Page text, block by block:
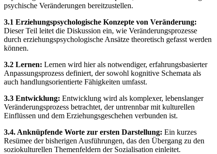
psychische Veränderungen bereitzustellen.
3.1 Erziehungspsychologische Konzepte von Veränderung:
Dieser Teil leitet die Diskussion ein, wie Veränderungsprozesse
durch erziehungspsychologische Ansätze theoretisch gefasst werden
können.
3.2 Lernen: Lernen wird hier als notwendiger, erfahrungsbasierter
Anpassungsprozess definiert, der sowohl kognitive Schemata als
auch handlungsorientierte Fähigkeiten umfasst.
3.3 Entwicklung: Entwicklung wird als komplexer, lebenslanger
Veränderungsprozess betrachtet, der untrennbar mit kulturellen
Einflüssen und dem Erziehungsgeschehen verbunden ist.
3.4. Anknüpfende Worte zur ersten Darstellung: Ein kurzes
Resümee der bisherigen Ausführungen, das den Übergang zu den
soziokulturellen Themenfeldern der Sozialisation einleitet.